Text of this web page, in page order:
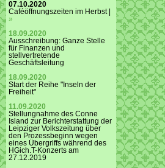
07.10.2020
Caféöffnungszeiten im Herbst |
»
18.09.2020
Ausschreibung: Ganze Stelle
für Finanzen und
stellvertretende
Geschäftsleitung
18.09.2020
Start der Reihe "Inseln der
Freiheit"
11.09.2020
Stellungnahme des Conne
Island zur Berichterstattung der
Leipziger Volkszeitung über
den Prozessbeginn wegen
eines Übergriffs während des
HGich.T-Konzerts am
27.12.2019